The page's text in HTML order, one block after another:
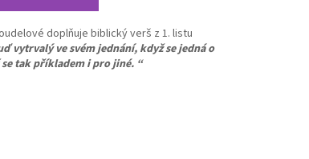
doplňuje biblický verš z 1. listu
vytrvalý ve svém jednání, když se jedná o
tak příkladem i pro jiné. “